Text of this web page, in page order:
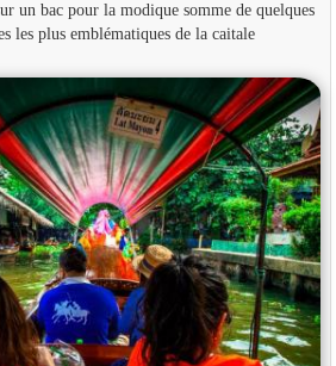
un bac pour la modique somme de quelques
les plus emblématiques de la caitale